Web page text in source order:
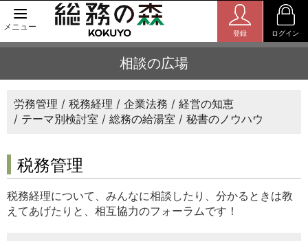
メニュー
登録 ログイン
相談の広場
労務管理 税務経理 企業法務
経営の知恵
テーマ別検討室
総務の給湯室 秘書のノウハウ
税務管理
税務経理について、みんなに相談したり、分かるときは教
えてあげたりと、相互協力のフォーラムです！